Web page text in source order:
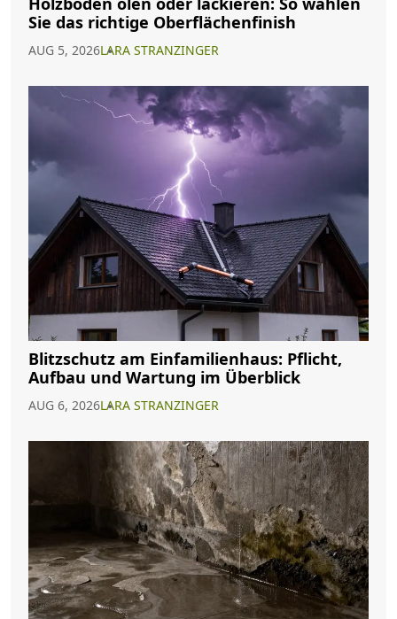
Sie das richtige Oberflächenfinish
AUG 5, 2026LARA STRANZINGER
Blitzschutz am Einfamilienhaus: Pflicht,
Aufbau und Wartung im Überblick
AUG 6, 2026LARA STRANZINGER